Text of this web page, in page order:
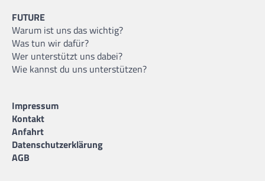
FUTURE
Warum ist uns das wichtig?
Was tun wir dafür?
Wer unterstützt uns dabei?
Wie kannst du uns unterstützen?
Impressum
Kontakt
Anfahrt
Datenschutzerklärung
AGB